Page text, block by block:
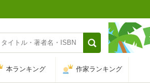
本ランキング 作家ランキング